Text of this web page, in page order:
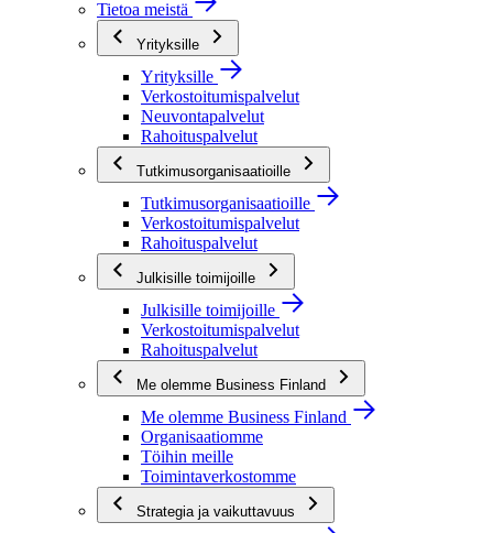
Tietoa meistä
Yrityksille
Yrityksille
Verkostoitumispalvelut
Neuvontapalvelut
Rahoituspalvelut
Tutkimusorganisaatioille
Tutkimusorganisaatioille
Verkostoitumispalvelut
Rahoituspalvelut
Julkisille toimijoille
Julkisille toimijoille
Verkostoitumispalvelut
Rahoituspalvelut
Me olemme Business Finland
Me olemme Business Finland
Organisaatiomme
Töihin meille
Toimintaverkostomme
Strategia ja vaikuttavuus